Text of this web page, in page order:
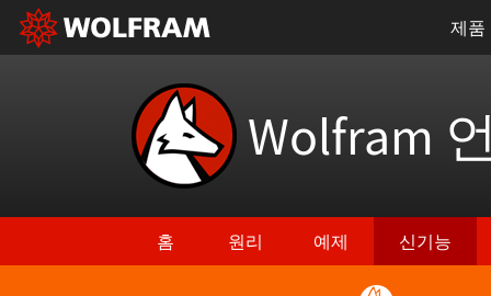
제품
Wolfram
홈 원리 예제 신기능